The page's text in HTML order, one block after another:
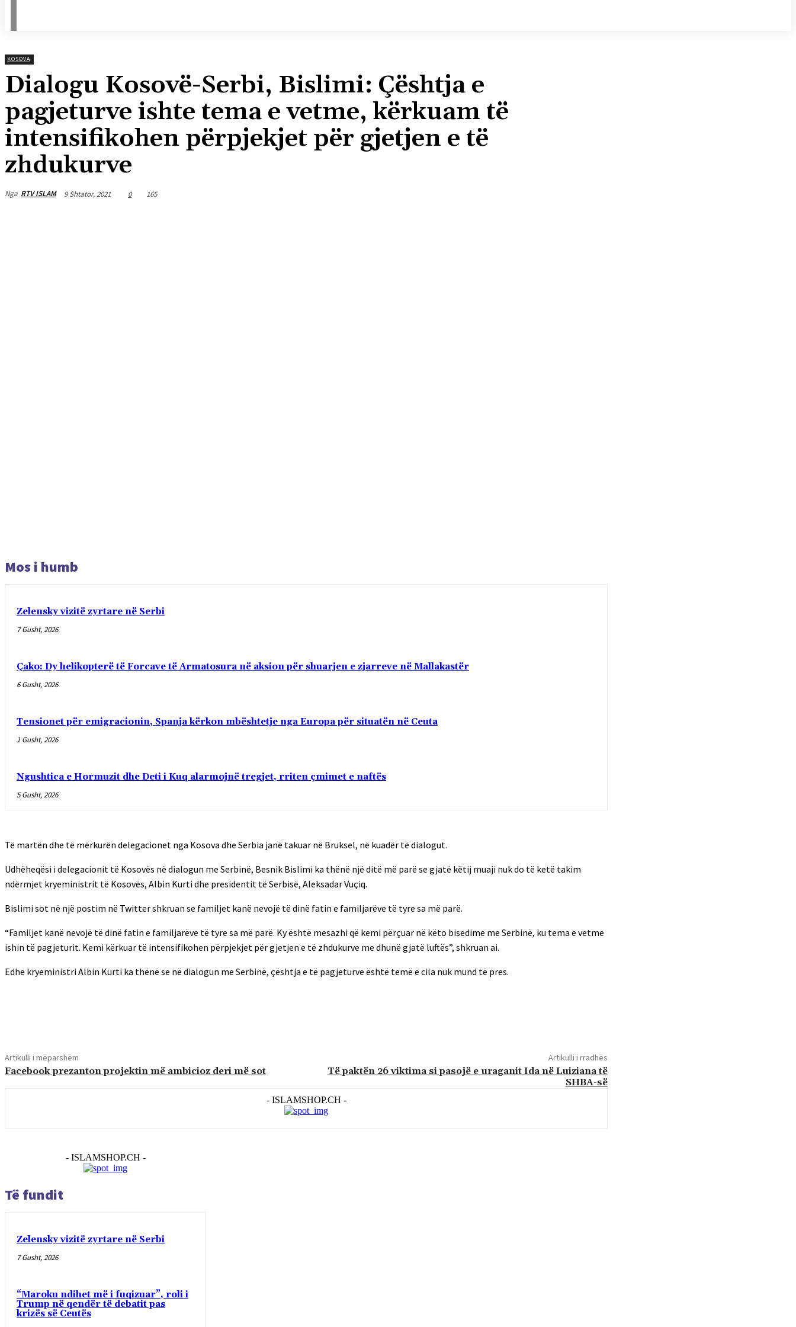
KOSOVA
Dialogu Kosovë-Serbi, Bislimi: Çështja e
pagjeturve ishte tema e vetme, kërkuam të
intensifikohen përpjekjet për gjetjen e të
zhdukurve
Nga RTV ISLAM 9 Shtator, 2021 0 165
Mos i humb
Zelensky vizitë zyrtare në Serbi
7 Gusht, 2026
Çako: Dy helikopterë të Forcave të Armatosura në aksion për shuarjen e zjarreve në Mallakastër
6 Gusht, 2026
Tensionet për emigracionin, Spanja kërkon mbështetje nga Europa për situatën në Ceuta
1 Gusht, 2026
Ngushtica e Hormuzit dhe Deti i Kuq alarmojnë tregjet, rriten çmimet e naftës
5 Gusht, 2026
Të martën dhe të mërkurën delegacionet nga Kosova dhe Serbia janë takuar në Bruksel, në kuadër të dialogut.
Udhëheqësi i delegacionit të Kosovës në dialogun me Serbinë, Besnik Bislimi ka thënë një ditë më parë se gjatë këtij muaji nuk do të ketë takim
ndërmjet kryeministrit të Kosovës, Albin Kurti dhe presidentit të Serbisë, Aleksadar Vuçiq.
Bislimi sot në një postim në Twitter shkruan se familjet kanë nevojë të dinë fatin e familjarëve të tyre sa më parë.
“Familjet kanë nevojë të dinë fatin e familjarëve të tyre sa më parë. Ky është mesazhi që kemi përçuar në këto bisedime me Serbinë, ku tema e vetme
ishin të pagjeturit. Kemi kërkuar të intensifikohen përpjekjet për gjetjen e të zhdukurve me dhunë gjatë luftës”, shkruan ai.
Edhe kryeministri Albin Kurti ka thënë se në dialogun me Serbinë, çështja e të pagjeturve është temë e cila nuk mund të pres.
Artikulli i mëparshëm
Facebook prezanton projektin më ambicioz deri më sot
Artikulli i rradhës
Të paktën 26 viktima si pasojë e uraganit Ida në Luiziana të
SHBA-së
- ISLAMSHOP.CH -
- ISLAMSHOP.CH -
Të fundit
Zelensky vizitë zyrtare në Serbi
7 Gusht, 2026
“Maroku ndihet më i fuqizuar”, roli i
Trump në qendër të debatit pas
krizës së Ceutës